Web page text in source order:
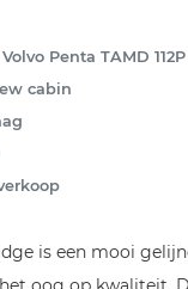
Penta TAMD 112P
cabin
is een mooi